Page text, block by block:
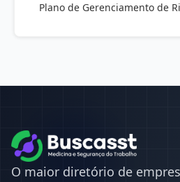
Plano de Gerenciamento de
O maior diretório de